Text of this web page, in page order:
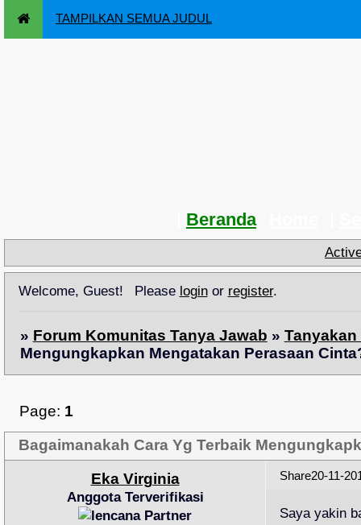
TAMPILKAN SEMUA JUDUL
Beranda
Welcome, Guest! Please loginor register.
» Forum Komunitas Tanya Jawab » Tanyakan
Mengungkapkan Mengatakan Perasaan
Bagaimanakah Cara Yg Terbaik
Page: 1
Share20-11-
Eka Virginia
Anggota Terverifikasi
Saya yakin